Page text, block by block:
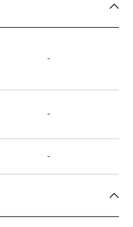
-
-
-